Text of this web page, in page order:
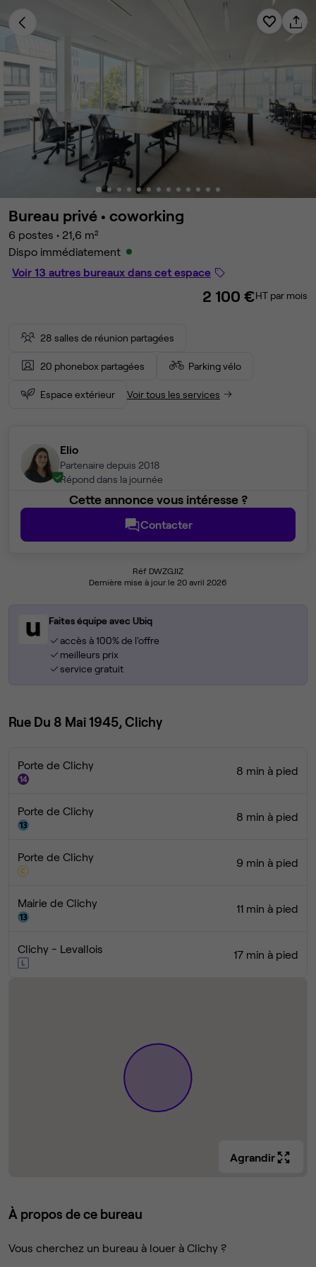
Bureau privé • coworking
6 postes • 21,6 m²
Dispo immédiatement
Voir 13 autres bureaux dans cet espace
2 100 €HT par mois
28 salles de réunion partagées
20 phonebox partagées Parking vélo
Espace extérieur Voir tous les services
Elio
Partenaire depuis 2018
Répond dans la journée
Cette annonce vous intéresse ?
Contacter
Réf DWZGJIZ
Dernière mise à jour le 20 avril 2026
Faites équipe avec Ubiq
accès à 100% de l'offre
meilleurs prix
service gratuit
Rue Du 8 Mai 1945, Clichy
Porte de Clichy 8 min à pied
Porte de Clichy 8 min à pied
Porte de Clichy 9 min à pied
Mairie de Clichy 11 min à pied
Clichy - Levallois 17 min à pied
Agrandir
À propos de ce bureau
Vous cherchez un bureau à louer à Clichy ?